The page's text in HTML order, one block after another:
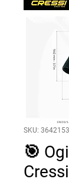
SKU:
🎯
Cressi